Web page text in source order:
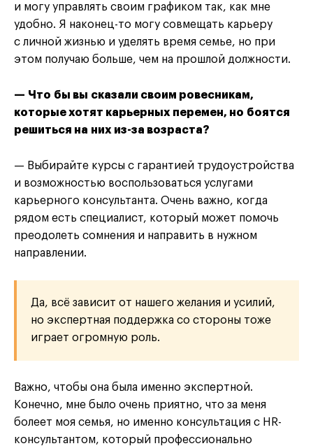
и могу управлять своим графиком так, как мне
удобно. Я наконец-то могу совмещать карьеру
с личной жизнью и уделять время семье, но при
этом получаю больше, чем на прошлой должности.
— Что бы вы сказали своим ровесникам,
которые хотят карьерных перемен, но боятся
решиться на них из-за возраста?
— Выбирайте курсы с гарантией трудоустройства
и возможностью воспользоваться услугами
карьерного консультанта. Очень важно, когда
рядом есть специалист, который может помочь
преодолеть сомнения и направить в нужном
направлении.
Да, всё зависит от нашего желания и усилий,
но экспертная поддержка со стороны тоже
играет огромную роль.
Важно, чтобы она была именно экспертной.
Конечно, мне было очень приятно, что за меня
болеет моя семья, но именно консультация с HR-
консультантом, который профессионально